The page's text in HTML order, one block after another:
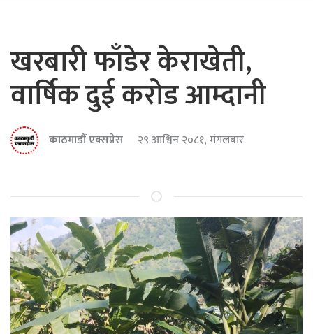
खरबारी फाँडेर केराखेती,
वार्षिक दुई करोड आम्दानी
काठमाडौं एक्सप्रेस २९ आश्विन २०८१, मंगलबार